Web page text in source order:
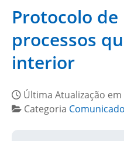
Protocolo de
processos
interior
Última Atualização em
Categoria